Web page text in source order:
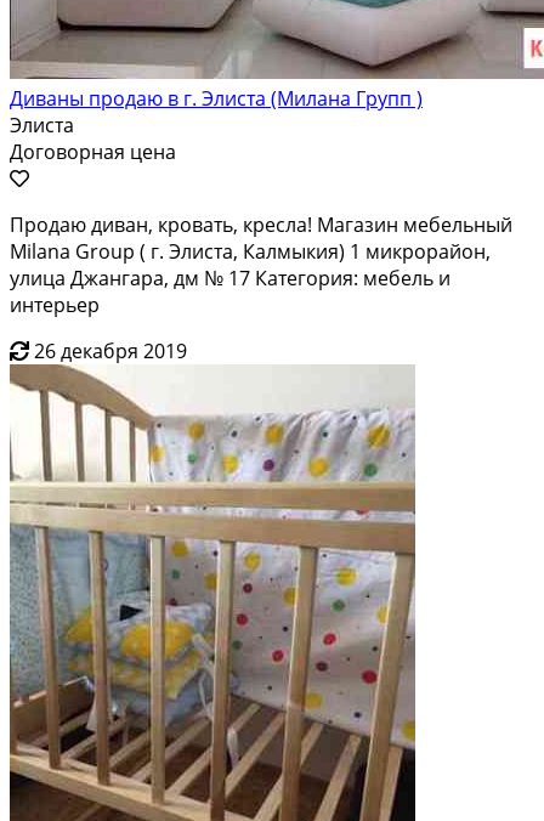
Диваны продаю в г. Элиста (Милана Групп )
Элиста
Договорная цена
Продаю диван, кровать, кресла! Магазин мебельный
Milana Group ( г. Элиста, Калмыкия) 1 микрорайон,
улица Джангара, дм № 17 Категория: мебель и
интерьер
26 декабря 2019